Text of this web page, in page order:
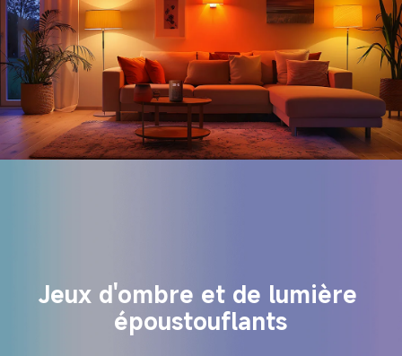
Jeux d'ombre et de lumière
époustouflants